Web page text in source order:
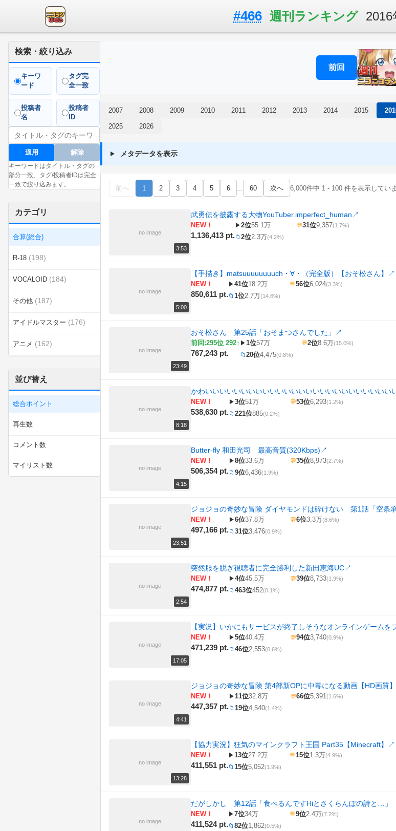
#466 週刊ランキング 2016
検索・絞り込み
キーワ
ード
タグ完
全一致
投稿者
名
投稿者
ID
適用 解除
キーワードはタイトル・タグの
部分一致、タグ/投稿者IDは完全
一致で絞り込みます。
カテゴリ
合算(総合)
R-18 (198)
VOCALOID (184)
その他 (187)
アイドルマスター (176)
アニメ (162)
ゲーム (158)
スポーツ
(185)
並び替え
総合ポイント
再生数
コメント数
マイリスト数
前回
2007 2008 2009 2010 2011 2012 2013 2014 2015
2025 2026
メタデータを表示
前へ 1 2 3 4 5 6 ... 60 次へ 6,000件中 1 - 100 件を表示してい
no image
3:53
武勇伝を披露する大物YouTuber.imperfect_human↗
NEW！
1,136,413 pt.
▶2位55.1万 💬31位9,357(1.7%)
📁 2位2.3万(4.2%)
no image
5:00
【手描き】matsuuuuuuuuch・∀・（完全版）【おそ松さん】 ↗
NEW！
850,611 pt.
▶41位18.2万 💬56位6,024(3.3%)
📁 1位2.7万(14.6%)
no image
23:49
おそ松さん 第25話「おそまつさんでした」 ↗
前回:295位 292↑
767,243 pt.
▶1位57万 💬2位8.6万(15.0%)
📁 20位4,475(0.8%)
no image
8:18
かわいいいいいいいいいいいいいいいいいいいいいいいいいい
NEW！
538,630 pt.
▶3位51万 💬53位6,293(1.2%)
📁 221位885(0.2%)
no image
4:15
Butter-fly 和田光司 最高音質(320Kbps)↗
NEW！
506,354 pt.
▶8位33.6万 💬35位8,973(2.7%)
📁 9位6,436(1.9%)
no image
23:51
ジョジョの奇妙な冒険 ダイヤモンドは砕けない 第1話「空条
NEW！
497,166 pt.
▶6位37.8万 💬6位3.3万(8.6%)
📁 31位3,476(0.9%)
no image
2:54
突然服を脱ぎ視聴者に完全勝利した新田恵海UC↗
NEW！
474,877 pt.
▶4位45.5万 💬39位8,733(1.9%)
📁 463位452(0.1%)
no image
17:05
【実況】いかにもサービスが終了しそうなオンラインゲームを
NEW！
471,239 pt.
▶5位40.4万 💬94位3,740(0.9%)
📁 46位2,553(0.6%)
no image
4:41
ジョジョの奇妙な冒険 第4部新OPに中毒になる動画【HD画質】
NEW！
447,357 pt.
▶11位32.8万 💬66位5,391(1.6%)
📁 19位4,540(1.4%)
no image
13:28
【協力実況】狂気のマインクラフト王国 Part35【Minecraft】 ↗
NEW！
411,551 pt.
▶13位27.2万 💬15位1.3万(4.9%)
📁 15位5,052(1.9%)
no image
だがしかし 第12話「食べるんですHiとさくらんぼの詩と…」
NEW！
411,524 pt.
▶7位34万 💬9位2.4万(7.2%)
📁 82位1,862(0.5%)